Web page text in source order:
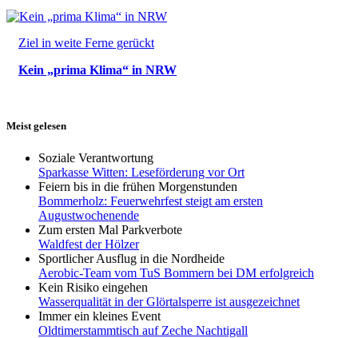
Ziel in weite Ferne gerückt
Kein „prima Klima“ in NRW
Meist gelesen
Soziale Verantwortung
Sparkasse Witten: Leseförderung vor Ort
Feiern bis in die frühen Morgenstunden
Bommerholz: Feuerwehrfest steigt am ersten
Augustwochenende
Zum ersten Mal Parkverbote
Waldfest der Hölzer
Sportlicher Ausflug in die Nordheide
Aerobic-Team vom TuS Bommern bei DM erfolgreich
Kein Risiko eingehen
Wasserqualität in der Glörtalsperre ist ausgezeichnet
Immer ein kleines Event
Oldtimerstammtisch auf Zeche Nachtigall